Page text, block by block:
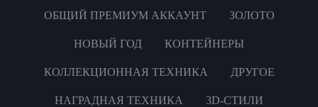
ОБЩИЙ ПРЕМИУМ АККАУНТ ЗОЛОТО
НОВЫЙ ГОД КОНТЕЙНЕРЫ
КОЛЛЕКЦИОННАЯ ТЕХНИКА ДРУГОЕ
НАГРАДНАЯ ТЕХНИКА 3D-СТИЛИ